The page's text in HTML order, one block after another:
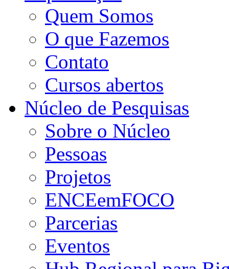
Quem Somos
O que Fazemos
Contato
Cursos abertos
Núcleo de Pesquisas
Sobre o Núcleo
Pessoas
Projetos
ENCEemFOCO
Parcerias
Eventos